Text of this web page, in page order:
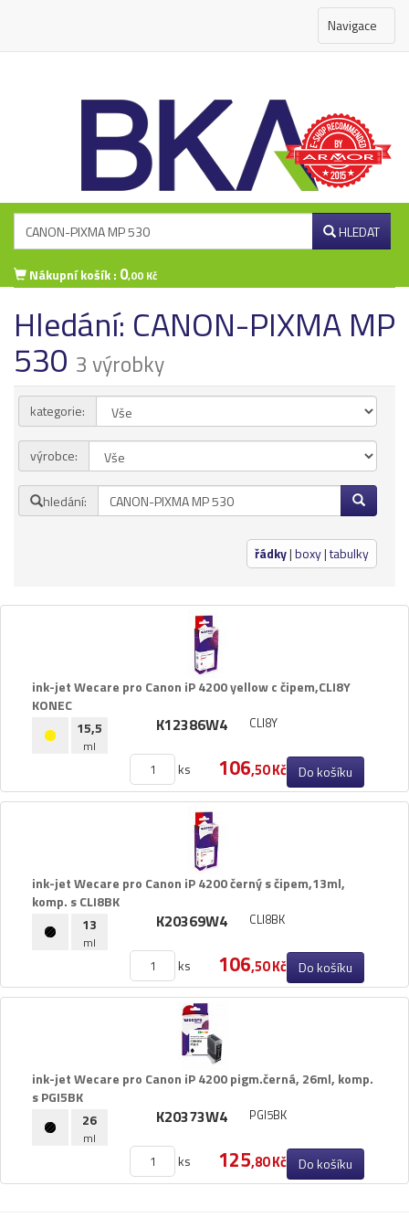
Navigace
HLEDAT
Nákupní košík : 0,00 Kč
Přihlášení zákazníka
Přihlásit se
Nová registrace Ztráta hesla
Náplně
pro kopírovací stroje
Ostatní
Filamenty 3DW
Čisticí prostředky
Textilní stuhy
Kazety pro reg. pokladny a bar.válečky
Ostatní
Hledání: CANON-PIXMA MP
530 3 výrobky
kategorie:
výrobce:
hledání:
řádky|boxy|tabulky
ink-​jet Wecare pro Canon iP 4200 yellow c čipem,​CLI8Y
KONEC
15,5
ml
K12386W4 CLI8Y
ks 106,50 Kč Do košíku
ink-​jet Wecare pro Canon iP 4200 černý s čipem,​13ml,​
komp.​ s CLI8BK
13
ml
K20369W4 CLI8BK
ks 106,50 Kč Do košíku
ink-​jet Wecare pro Canon iP 4200 pigm.​černá,​ 26ml,​ komp.​
s PGI5BK
26
ml
K20373W4 PGI5BK
ks 125,80 Kč Do košíku